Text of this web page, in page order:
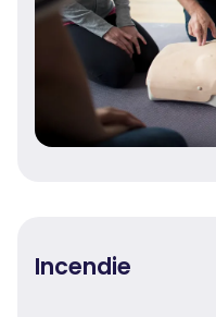
Incendie